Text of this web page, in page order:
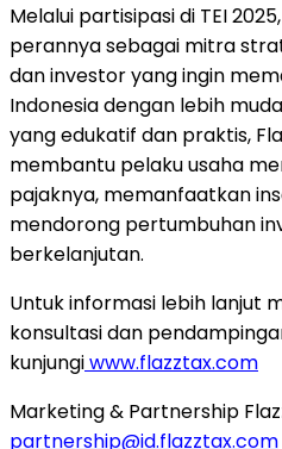
Melalui partisipasi di TEI
perannya sebagai mitra
dan investor yang ingin
Indonesiadengan lebih
yang edukatif dan praktis,
membantu pelaku usaha
pajaknya, memanfaatkan
mendorong pertumbuhan
berkelanjutan.
Untuk informasi lebih lanjut
konsultasi dan
kunjungiwww.flazztax.com
Marketing & Partnership
partnership@id.flazztax.com